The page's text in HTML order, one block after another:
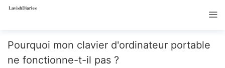
Pourquoi mon clavier d'ordinateur portable
ne fonctionne-t-il pas ?